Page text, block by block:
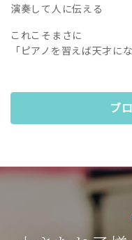
演奏して人に伝える
これこそまさに
「ピアノを習えば天才に
ブ